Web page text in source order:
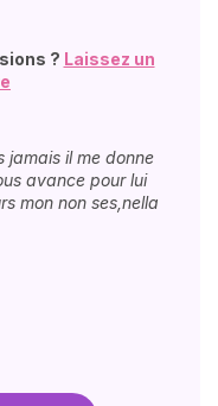
? Laissez un
jamais il me donne
avance pour lui
mon non ses,nella